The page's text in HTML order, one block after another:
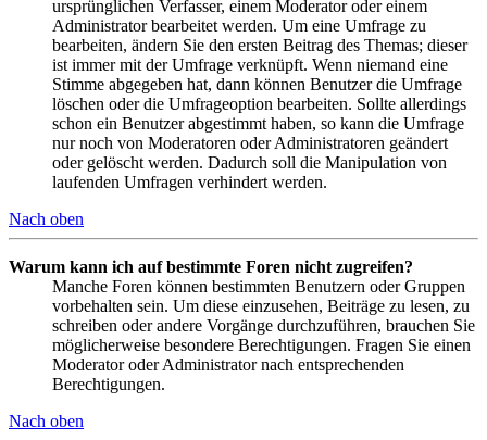
ursprünglichen Verfasser, einem Moderator oder einem
Administrator bearbeitet werden. Um eine Umfrage zu
bearbeiten, ändern Sie den ersten Beitrag des Themas; dieser
ist immer mit der Umfrage verknüpft. Wenn niemand eine
Stimme abgegeben hat, dann können Benutzer die Umfrage
löschen oder die Umfrageoption bearbeiten. Sollte allerdings
schon ein Benutzer abgestimmt haben, so kann die Umfrage
nur noch von Moderatoren oder Administratoren geändert
oder gelöscht werden. Dadurch soll die Manipulation von
laufenden Umfragen verhindert werden.
Nach oben
Warum kann ich auf bestimmte Foren nicht zugreifen?
Manche Foren können bestimmten Benutzern oder Gruppen
vorbehalten sein. Um diese einzusehen, Beiträge zu lesen, zu
schreiben oder andere Vorgänge durchzuführen, brauchen Sie
möglicherweise besondere Berechtigungen. Fragen Sie einen
Moderator oder Administrator nach entsprechenden
Berechtigungen.
Nach oben